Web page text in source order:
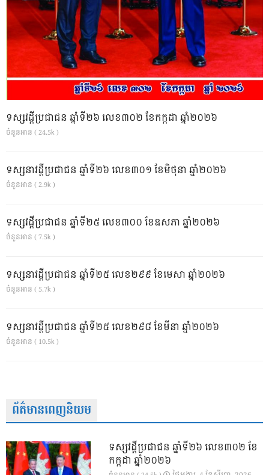
ទស្សវដ្តីប្រជាជន ឆ្នាំទី២៦ លេខ៣០២ ខែកក្កដា ឆ្នាំ២០២៦
ចំនួនអាន ( 24.5k )
ទស្សនាវដ្ដីប្រជាជន ឆ្នាំទី២៦ លេខ៣០១ ខែមិថុនា ឆ្នាំ២០២៦
ចំនួនអាន ( 2.9k )
ទស្សវដ្តីប្រជាជន ឆ្នាំទី២៥ លេខ៣០០ ខែឧសភា ឆ្នាំ២០២៦
ចំនួនអាន ( 7.5k )
ទស្សនាវដ្ដីប្រជាជន ឆ្នាំទី២៥ លេខ២៩៩ ខែមេសា ឆ្នាំ២០២៦
ចំនួនអាន ( 5.7k )
ទស្សនាវដ្ដីប្រជាជន ឆ្នាំទី២៥ លេខ២៩៨ ខែមីនា ឆ្នាំ២០២៦
ចំនួនអាន ( 10.5k )
ព័ត៌មានពេញនិយម
ទស្សវដ្តីប្រជាជន ឆ្នាំទី២៦ លេខ៣០២ ខែ
កក្កដា ឆ្នាំ២០២៦